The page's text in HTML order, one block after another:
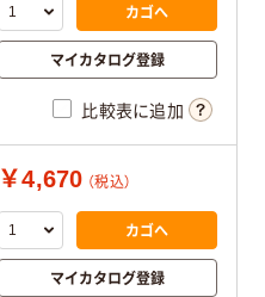
カゴへ
マイカタログ登録
比較表に追加
￥4,670 （税込）
カゴへ
マイカタログ登録